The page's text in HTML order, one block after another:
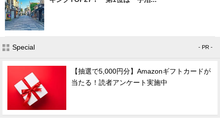
Special - PR -
【抽選で5,000円分】Amazonギフトカードが
当たる！読者アンケート実施中